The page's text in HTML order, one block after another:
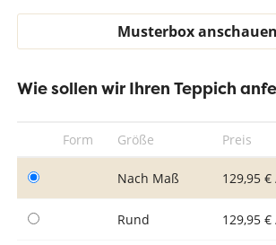
Musterbox anschauen
Wie sollen wir Ihren Teppich
Form Größe Preis
Nach Maß 129,95 €
Rund 129,95 €